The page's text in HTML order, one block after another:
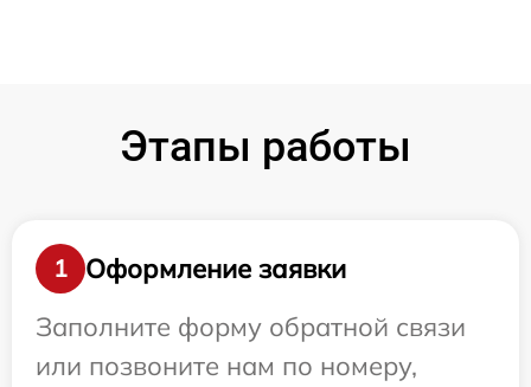
Этапы работы
1
Оформление заявки
Заполните форму обратной связи
или позвоните нам по номеру,